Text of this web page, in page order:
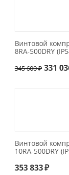
Винтовой
8RA-500DRY
345 600₽ 331
Винтовой
10RA-500DRY
353 833₽